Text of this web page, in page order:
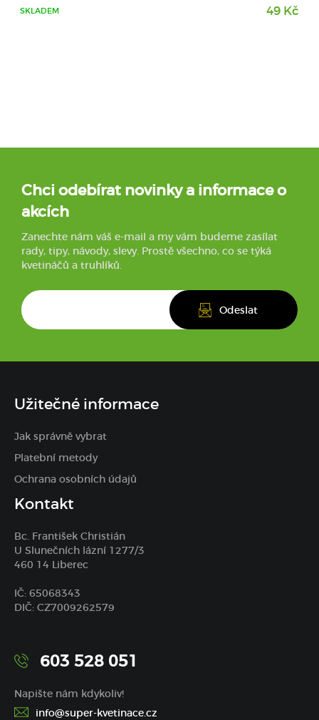
SKLADEM 49 Kč
Chci odebírat novinky a informace o
akcích
Zanechte nám váš e-mail a my vám budeme zasílat
rady, tipy, návody, slevy. Prostě všechno, co se týká
kvetináčů a truhlíků.
Užitečné informace
Jak správně vybrat
Platební metody
Ochrana osobních údajů
Kontakt
Bc. František Christián
U Slunečních lázní 1277/3
460 14 Liberec
IČ: 65068343
DIČ: CZ7009262579
603 528 051
Napište nám kdykoliv!
info@super-kvetinace.cz